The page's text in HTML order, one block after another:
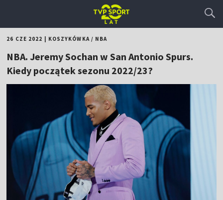
26 CZE 2022 KOSZYKÓWKA/ NBA
NBA. Jeremy Sochan w San Antonio Spurs.
Kiedy początek sezonu 2022/23?